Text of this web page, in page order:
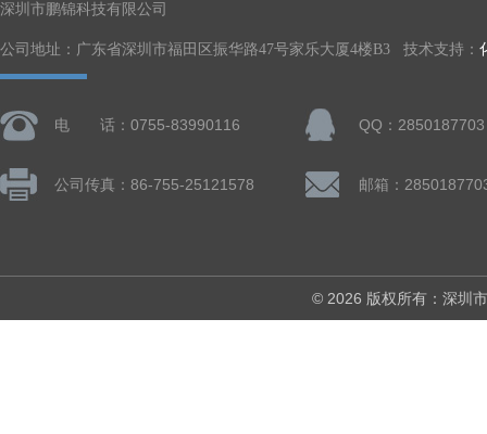
深圳市鹏锦科技有限公司
公司地址：广东省深圳市福田区振华路47号家乐大厦4楼B3 技术支持：
电 话：0755-83990116 QQ：2850187703
公司传真：86-755-25121578 邮箱：
© 2026 版权所有：深圳